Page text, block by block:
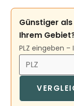
Günstiger
Ihrem
PLZ eingeben